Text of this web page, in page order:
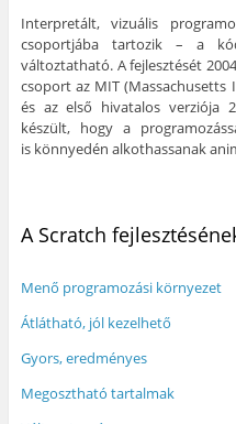
Interpretált, vizuális
csoportjába tartozik – a
változtatható. A fejlesztését
csoport az MIT
és az első hivatalos verziója
készült, hogy a
is könnyedén alkothassanak
A Scratch
Menő programozási környezet
Átlátható, jól kezelhető
Gyors, eredményes
Megosztható tartalmak